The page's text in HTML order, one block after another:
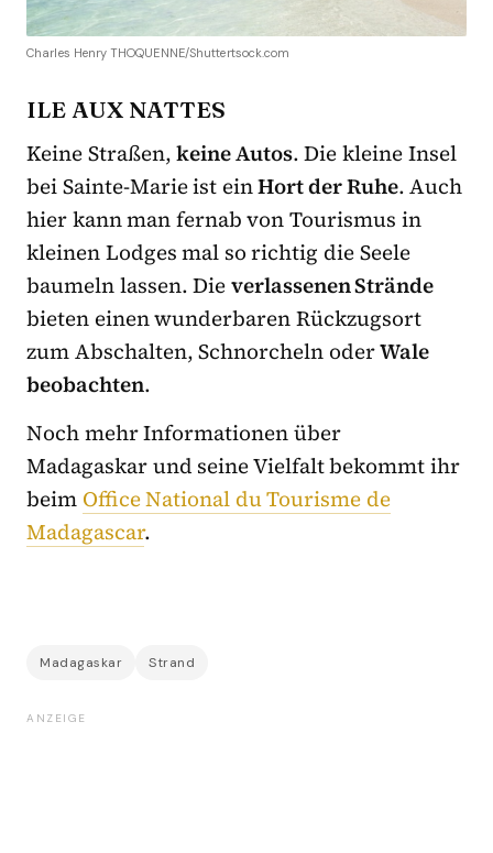
Charles Henry THOQUENNE/Shuttertsock.com
ILE AUX NATTES
Keine Straßen,keine Autos. Die kleine Insel
bei Sainte-Marie ist einHort der Ruhe. Auch
hier kann man fernab von Tourismus in
kleinen Lodges mal so richtig die Seele
baumeln lassen. Dieverlassenen Strände
bieten einen wunderbaren Rückzugsort
zum Abschalten, Schnorcheln oderWale
beobachten.
Noch mehr Informationen über
Madagaskar und seine Vielfalt bekommt ihr
beim Office National du Tourisme de
Madagascar.
Madagaskar Strand
ANZEIGE